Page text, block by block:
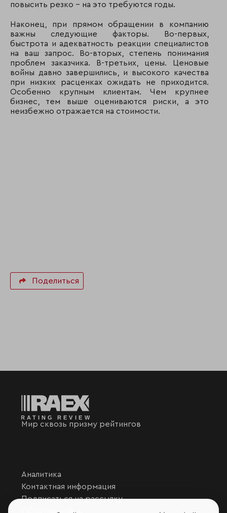
повысить резко - на это требуются годы.
Наконец, при прямом обращении в компанию
важны следующие факторы. Во-первых,
быстрота и адекватность реакции специалистов
на ваш запрос. Во-вторых, степень понимания
проблем заказчика. В-третьих, цены. Ценовые
войны давно завершились, и высокого качества
при низких расценках ожидать не приходится.
Особенно крупным клиентам. Чем крупнее
бизнес, тем выше оцениваются риски, а это
неизбежно отражается на стоимости.
Поделиться
Мир сквозь призму рейтингов
Аналитика
Контактная информация
Подписаться на рассылку
Обратная связь